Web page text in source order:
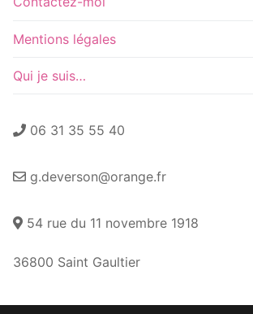
Mentions légales
Qui je suis…
06 31 35 55 40
g.deverson@orange.fr
54 rue du 11 novembre 1918
36800 Saint Gaultier